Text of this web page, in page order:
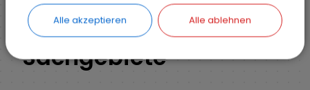
Sachgebiete
Alle akzeptieren Alle ablehnen